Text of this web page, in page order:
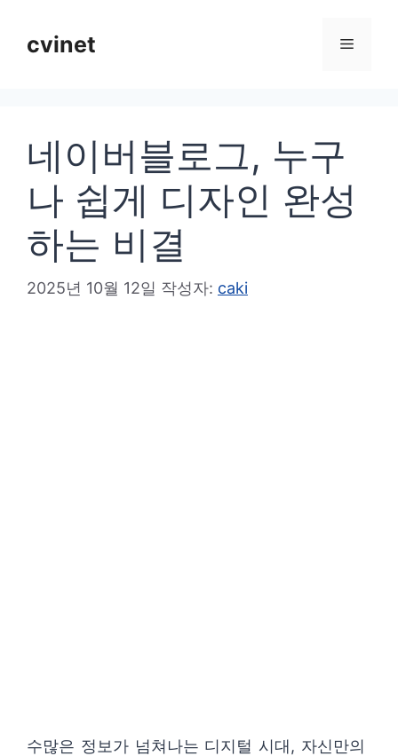
cvinet 메
네이버블로그, 누구
나 쉽게 디자인 완성
하는 비결
2025년 10월 12일 작성자: caki
수많은 정보가 넘쳐나는 디지털 시대, 자신만의